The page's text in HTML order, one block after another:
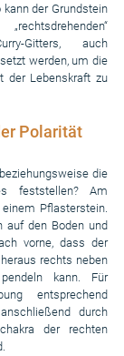
der Grundstein
Gitters, auch
werden, um die
der Lebenskraft zu
Polarität
die
feststellen? Am
Pflasterstein.
auf den Boden und
vorne, dass der
rechts neben
kann. Für
entsprechend
durch
der rechten